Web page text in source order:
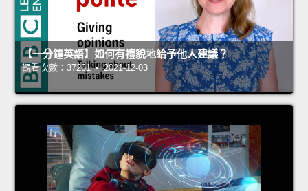
【一分鐘英語】如何有禮貌地給予他人建議？
觀看次數：37261 • 2021-12-03